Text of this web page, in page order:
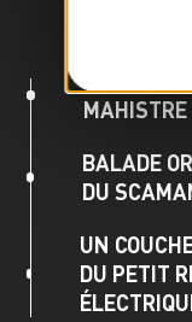
MAHISTRE
BALADE
DU
UN
DU PETIT